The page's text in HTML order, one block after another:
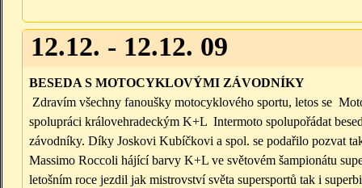
12.12. - 12.12. 09
BESEDA S MOTOCYKLOVÝMI ZÁVODNÍKY
Zdravím všechny fanoušky motocyklového sportu, letos se
spolupráci královehradeckým K+L Intermoto spolupořádat
závodníky. Díky Joskovi Kubíčkovi a spol. se podařilo pozvat
Massimo Roccoli hájící barvy K+L ve světovém šampionátu
letošním roce jezdil jak mistrovství světa supersportů tak i